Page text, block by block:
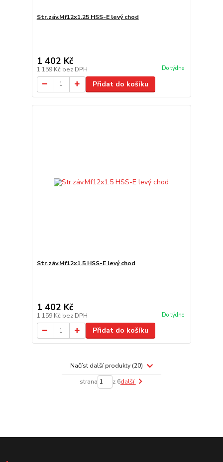
Str.záv.Mf12x1.25 HSS-E levý chod
1 402 Kč
1 159 Kč bez DPH Do týdne
Přidat do košíku
Str.záv.Mf12x1.5 HSS-E levý chod
1 402 Kč
1 159 Kč bez DPH Do týdne
Přidat do košíku
Načíst další produkty (20)
strana z 6další